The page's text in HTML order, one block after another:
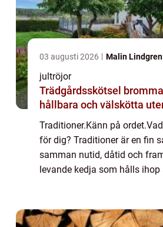
03 augusti 2026 Malin Lindgren
jultröjor
Trädgårdsskötsel bromma så skapas
hållbara och välskötta
Traditioner.Känn på
för dig? Traditioner är en fin
samman nutid, dåtid och
levande kedja som hålls ihop